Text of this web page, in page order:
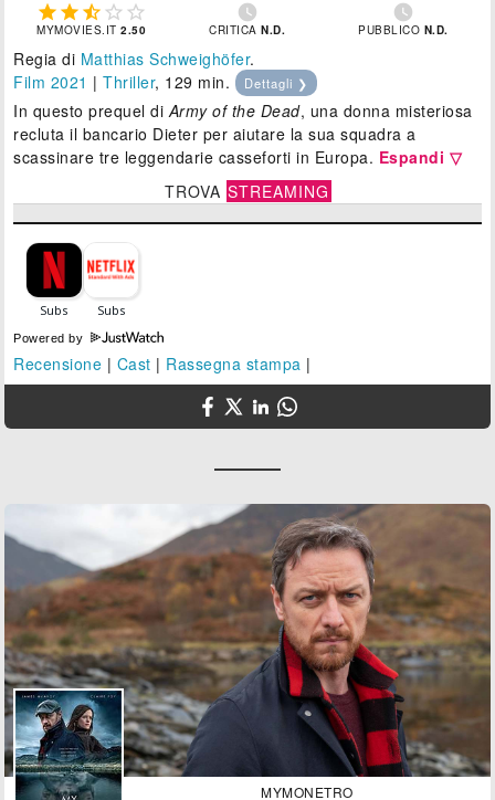
    
MYMOVIES.IT2.50

CRITICAN.D.

PUBBLICO N.D.
Regia di Matthias Schweighöfer.
Film 2021 |Thriller, 129 min. Dettagli ❯
In questo prequel diArmy of the Dead, una donna misteriosa
recluta il bancario Dieter per aiutare la sua squadra a
scassinare tre leggendarie casseforti in Europa. Espandi ▽
TROVA STREAMING
Powered by
Recensione | Cast | Rassegna stampa |
MYMONETRO